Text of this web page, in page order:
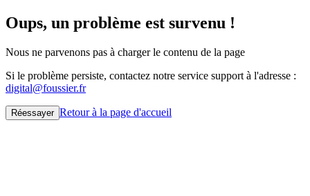
Oups, un problème est survenu !
Nous ne parvenons pas à charger le contenu de la page
Si le problème persiste, contactez notre service support à l'adresse :
digital@foussier.fr
Réessayer Retour à la page d'accueil